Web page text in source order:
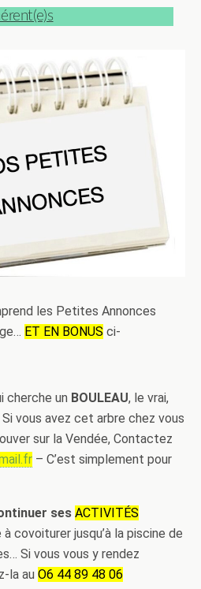
les Petites Annonces
ET EN BONUS ci-
cherche un BOULEAU, le vrai,
vous avez cet arbre chez vous
sur la Vendée, Contactez
– C’est simplement pour
ses ACTIVITÉS
covoiturer jusqu’à la piscine de
Si vous vous y rendez
la au O6 44 89 48 06